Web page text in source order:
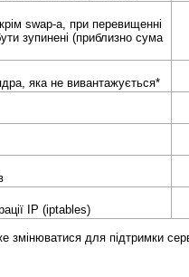
swap-а, при перевищенні
зупинені (приблизно сума
яка не вивантажується*
IP (iptables)
для підтримки